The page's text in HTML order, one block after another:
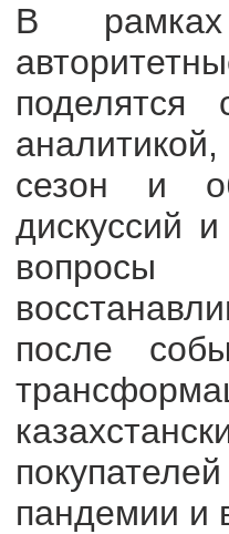
В
сезон и
дискуссий
после
пандемии и